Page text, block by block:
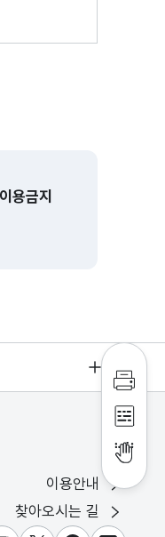
용금지
인쇄
점자
점자
이용안내
찾아오시는 길